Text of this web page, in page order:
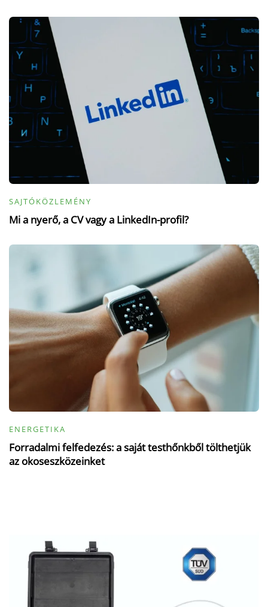
SAJTÓKÖZLEMÉNY
Mi a nyerő, a CV vagy a LinkedIn-profil?
ENERGETIKA
Forradalmi felfedezés: a saját testhőnkből tölthetjük
az okoseszközeinket